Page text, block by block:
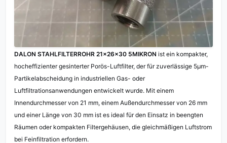
DALON STAHLFILTERROHR 21×26×30 5MIKRON ist ein kompakter,
hocheffizienter gesinterter Porös-Luftfilter, der für zuverlässige 5µm-
Partikelabscheidung in industriellen Gas- oder
Luftfiltrationsanwendungen entwickelt wurde. Mit einem
Innendurchmesser von 21 mm, einem Außendurchmesser von 26 mm
und einer Länge von 30 mm ist es ideal für den Einsatz in beengten
Räumen oder kompakten Filtergehäusen, die gleichmäßigen Luftstrom
bei Feinfiltration erfordern.